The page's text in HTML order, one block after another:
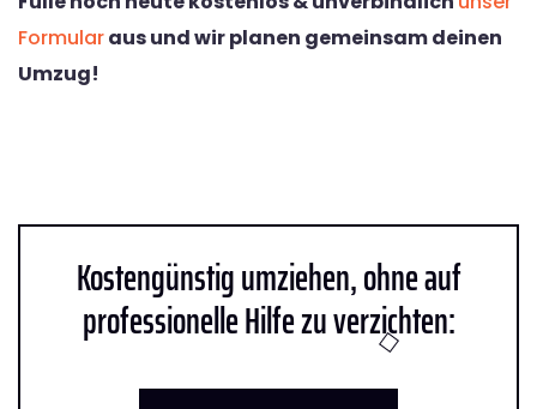
Formularaus und wir planen gemeinsam deinen
Umzug!
Kostengünstig umziehen, ohne auf
professionelle Hilfe zu verzichten: